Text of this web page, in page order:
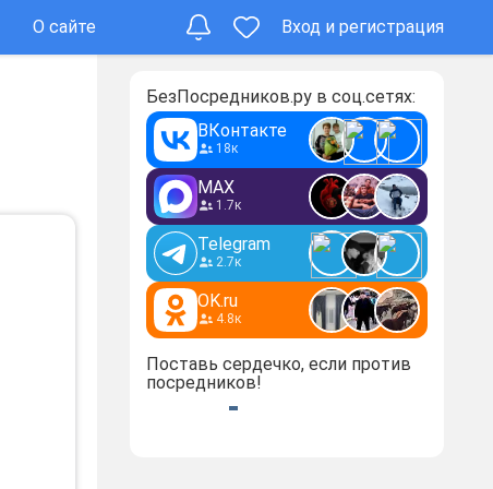
О сайте Вход и регистрация
БезПосредников.ру в соц.сетях:
ВКонтакте
18к
MAX
1.7к
Telegram
2.7к
OK.ru
4.8к
Поставь сердечко, если против
посредников!